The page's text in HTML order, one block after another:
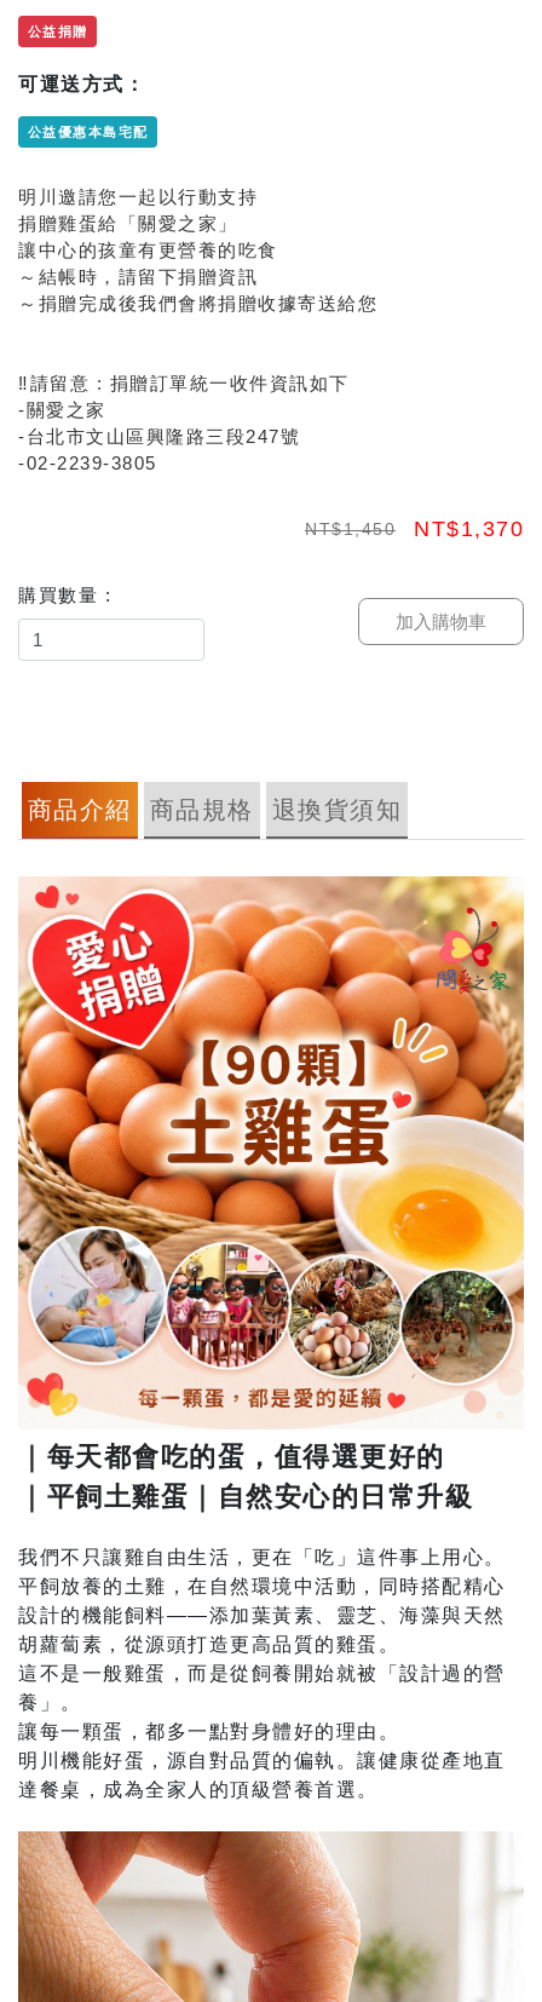
公益捐贈
可運送方式：
公益優惠本島宅配
明川邀請您一起以行動支持
捐贈雞蛋給「關愛之家」
讓中心的孩童有更營養的吃食
～結帳時，請留下捐贈資訊
～捐贈完成後我們會將捐贈收據寄送給您
‼️請留意 : 捐贈訂單統一收件資訊如下
-關愛之家
-台北市文山區興隆路三段247號
-02-2239-3805
NT$1,450 NT$1,370
購買數量 :
加入購物車
商品介紹 商品規格 退換貨須知
｜每天都會吃的蛋，值得選更好的
｜平飼土雞蛋｜自然安心的日常升級
我們不只讓雞自由生活，更在「吃」這件事上用心。
平飼放養的土雞，在自然環境中活動，同時搭配精心
設計的機能飼料——添加葉黃素、靈芝、海藻與天然
胡蘿蔔素，從源頭打造更高品質的雞蛋。
這不是一般雞蛋，而是從飼養開始就被「設計過的營
養」。
讓每一顆蛋，都多一點對身體好的理由。
明川機能好蛋，源自對品質的偏執。讓健康從產地直
達餐桌，成為全家人的頂級營養首選。